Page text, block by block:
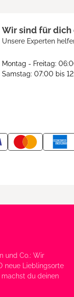
Wir sind für dich
Unsere Experten
Montag - Freitag:
Samstag: 07:00 bis
und Co.: Wir
neue Lieblingsorte
machst du deinen